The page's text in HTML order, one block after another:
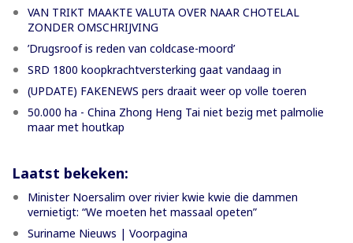
VAN TRIKT MAAKTE VALUTA OVER NAAR CHOTELAL
ZONDER OMSCHRIJVING
’Drugsroof is reden van coldcase-moord’
SRD 1800 koopkrachtversterking gaat vandaag in
(UPDATE) FAKENEWS pers draait weer op volle toeren
50.000 ha - China Zhong Heng Tai niet bezig met palmolie
maar met houtkap
Laatst bekeken:
Minister Noersalim over rivier kwie kwie die dammen
vernietigt: “We moeten het massaal opeten”
Suriname Nieuws | Voorpagina